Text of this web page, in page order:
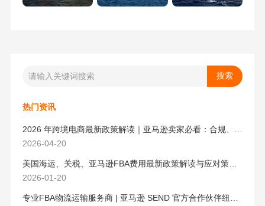
热门资讯
2026-04-20
美国海运、关税、亚马逊FBA费用最新政策解读与应对策略（2026版）
2026-01-20